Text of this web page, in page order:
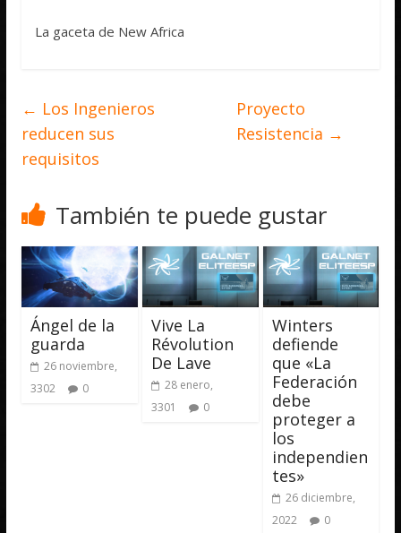
La gaceta de New Africa
← Los Ingenieros
reducen sus
requisitos
Proyecto
Resistencia →
También te puede gustar
Ángel de la
guarda
26 noviembre,
3302
0
Vive La
Révolution
De Lave
28 enero,
3301
0
Winters
defiende
que «La
Federación
debe
proteger a
los
independien
tes»
26 diciembre,
2022
0